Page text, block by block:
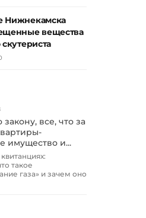
Нижнекамска
вещества
все, что за
имущество и...
такое
газа» и зачем оно